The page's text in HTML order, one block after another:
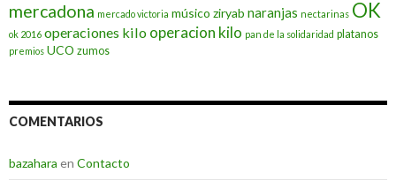
mercadona mercado victoria músico ziryab naranjas nectarinas OK
ok 2016 operaciones kilo operacion kilo pan de la solidaridad platanos
premios UCO zumos
COMENTARIOS
bazahara en Contacto